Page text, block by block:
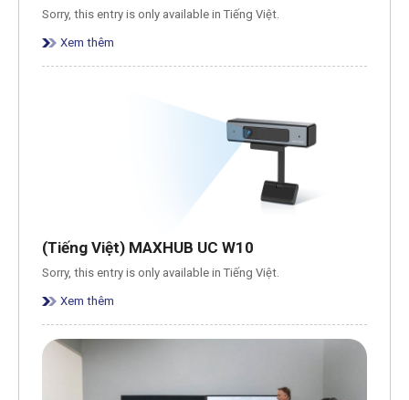
Sorry, this entry is only available in Tiếng Việt.
Xem thêm
(Tiếng Việt) MAXHUB UC W10
Sorry, this entry is only available in Tiếng Việt.
Xem thêm